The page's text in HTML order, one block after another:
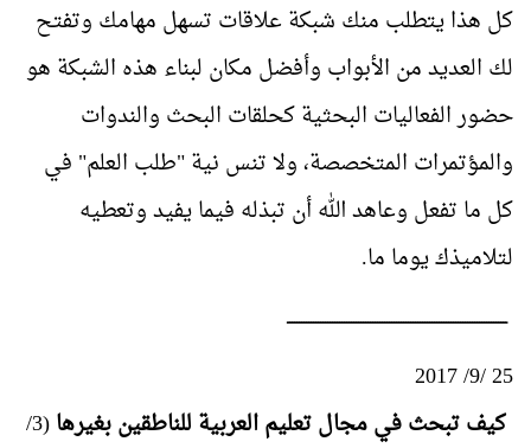
كل هذا يتطلب منك شبكة علاقات تسهل مهامك وتفتح
لك العديد من الأبواب وأفضل مكان لبناء هذه الشبكة هو
حضور الفعاليات البحثية كحلقات البحث والندوات
والمؤتمرات المتخصصة، ولا تنس نية "طلب العلم" في
كل ما تفعل وعاهد الله أن تبذله فيما يفيد وتعطيه
لتلاميذك يوما ما.
ـــــــــــــــــــــــــــــــــــــــــــــــــــــــــــــــــــــــــــــــــــــــــــــ
25 /9/ 2017
كيف تبحث في مجال تعليم العربية للناطقين بغيرها (3/